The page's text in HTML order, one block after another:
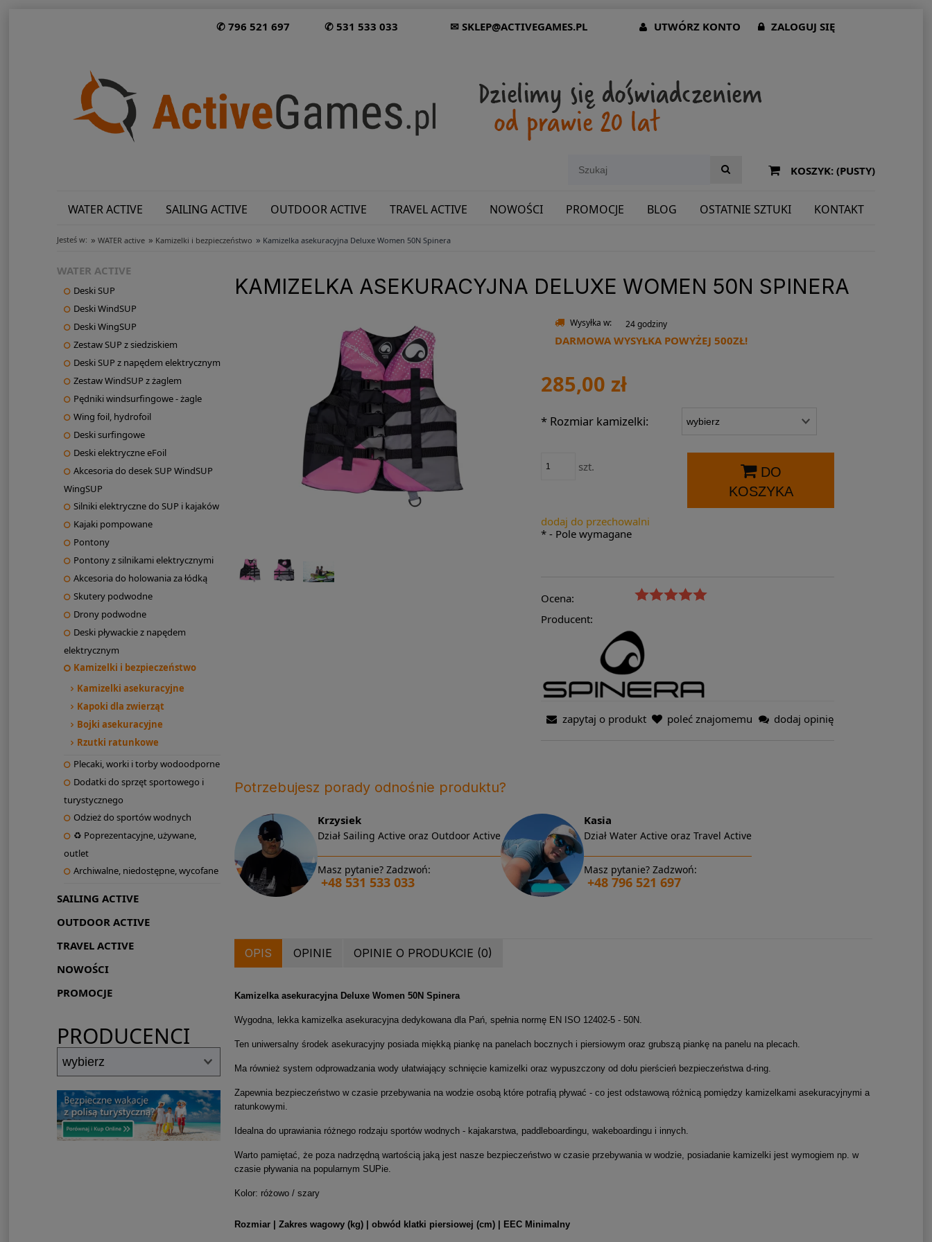
✆ 796 521 697 ✆ 531 533 033 ✉ SKLEP@ACTIVEGAMES.PL UTWÓRZ KONTO ZALOGUJ SIĘ
KOSZYK: (PUSTY)
WATER ACTIVE SAILING ACTIVE OUTDOOR ACTIVE TRAVEL ACTIVE NOWOŚCI PROMOCJE BLOG OSTATNIE SZTUKI KONTAKT
SHOWROOM: ODWIEDŹ NAS NA ŚLĄSKU!
Jesteś w: » WATER active » Kamizelki i bezpieczeństwo » Kamizelka asekuracyjna Deluxe Women 50N Spinera
WATER ACTIVE
Deski SUP
Deski WindSUP
Deski WingSUP
Zestaw SUP z siedziskiem
Deski SUP z napędem elektrycznym
Zestaw WindSUP z żaglem
Pędniki windsurfingowe - żagle
Wing foil, hydrofoil
Deski surfingowe
Deski elektryczne eFoil
Akcesoria do desek SUP WindSUP
WingSUP
Silniki elektryczne do SUP i kajaków
Kajaki pompowane
Pontony
Pontony z silnikami elektrycznymi
Akcesoria do holowania za łódką
Skutery podwodne
Drony podwodne
Deski pływackie z napędem
elektrycznym
Kamizelki i bezpieczeństwo
Kamizelki asekuracyjne
Kapoki dla zwierząt
Bojki asekuracyjne
Rzutki ratunkowe
Plecaki, worki i torby wodoodporne
Dodatki do sprzęt sportowego i
turystycznego
Odzież do sportów wodnych
♻ Poprezentacyjne, używane,
outlet
Archiwalne, niedostępne, wycofane
SAILING ACTIVE
OUTDOOR ACTIVE
TRAVEL ACTIVE
NOWOŚCI
PROMOCJE
PRODUCENCI
KAMIZELKA ASEKURACYJNA DELUXE WOMEN 50N SPINERA
Wysyłka w: 24 godziny
DARMOWA WYSYŁKA POWYŻEJ 500ZŁ!
285,00 zł
*Rozmiar kamizelki:
szt.
DO
KOSZYKA
dodaj do przechowalni
*- Pole wymagane
Ocena:
Producent:
zapytaj o produkt poleć znajomemu dodaj opinię
Potrzebujesz porady odnośnie produktu?
Krzysiek
Dział Sailing Active oraz Outdoor Active
Masz pytanie? Zadzwoń:
+48 531 533 033
Kasia
Dział Water Active oraz Travel Active
Masz pytanie? Zadzwoń:
+48 796 521 697
OPIS OPINIE OPINIE O PRODUKCIE (0)
Kamizelka asekuracyjna Deluxe Women 50N Spinera
Wygodna, lekka kamizelka asekuracyjna dedykowana dla Pań, spełnia normę EN ISO 12402-5 - 50N.
Ten uniwersalny środek asekuracyjny posiada miękką piankę na panelach bocznych i piersiowym oraz grubszą piankę na panelu na plecach.
Ma również system odprowadzania wody ułatwiający schnięcie kamizelki oraz wypuszczony od dołu pierścień bezpieczeństwa d-ring.
Zapewnia bezpieczeństwo w czasie przebywania na wodzie osobą które potrafią pływać - co jest odstawową różnicą pomiędzy kamizelkami asekuracyjnymi a
ratunkowymi.
Idealna do uprawiania różnego rodzaju sportów wodnych - kajakarstwa, paddleboardingu, wakeboardingu i innych.
Warto pamiętać, że poza nadrzędną wartością jaką jest nasze bezpieczeństwo w czasie przebywania w wodzie, posiadanie kamizelki jest wymogiem np. w
czasie pływania na popularnym SUPie.
Kolor: różowo / szary
Rozmiar | Zakres wagowy (kg) | obwód klatki piersiowej (cm) | EEC Minimalny